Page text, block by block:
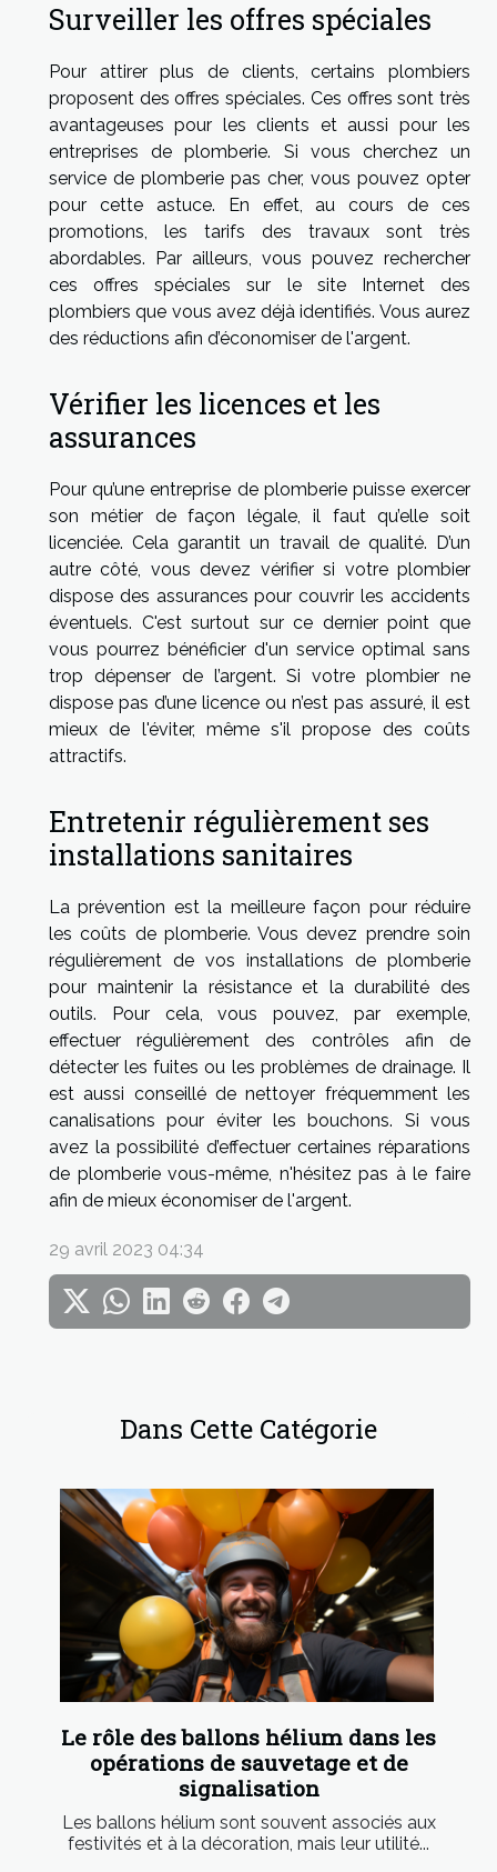
Dans Cette Catégorie
Le rôle des ballons hélium dans les
opérations de sauvetage et de
signalisation
Les ballons hélium sont souvent associés aux
festivités et à la décoration, mais leur utilité...
Surveiller les offres spéciales
Pour attirer plus de clients, certains plombiers
proposent des offres spéciales. Ces offres sont très
avantageuses pour les clients et aussi pour les
entreprises de plomberie. Si vous cherchez un
service de plomberie pas cher, vous pouvez opter
pour cette astuce. En effet, au cours de ces
promotions, les tarifs des travaux sont très
abordables. Par ailleurs, vous pouvez rechercher
ces offres spéciales sur le site Internet des
plombiers que vous avez déjà identifiés. Vous aurez
des réductions afin d’économiser de l'argent.
Vérifier les licences et les
assurances
Pour qu’une entreprise de plomberie puisse exercer
son métier de façon légale, il faut qu’elle soit
licenciée. Cela garantit un travail de qualité. D’un
autre côté, vous devez vérifier si votre plombier
dispose des assurances pour couvrir les accidents
éventuels. C'est surtout sur ce dernier point que
vous pourrez bénéficier d'un service optimal sans
trop dépenser de l’argent. Si votre plombier ne
dispose pas d’une licence ou n’est pas assuré, il est
mieux de l'éviter, même s'il propose des coûts
attractifs.
Entretenir régulièrement ses
installations sanitaires
La prévention est la meilleure façon pour réduire
les coûts de plomberie. Vous devez prendre soin
régulièrement de vos installations de plomberie
pour maintenir la résistance et la durabilité des
outils. Pour cela, vous pouvez, par exemple,
effectuer régulièrement des contrôles afin de
détecter les fuites ou les problèmes de drainage. Il
est aussi conseillé de nettoyer fréquemment les
canalisations pour éviter les bouchons. Si vous
avez la possibilité d’effectuer certaines réparations
de plomberie vous-même, n'hésitez pas à le faire
afin de mieux économiser de l'argent.
29 avril 2023 04:34